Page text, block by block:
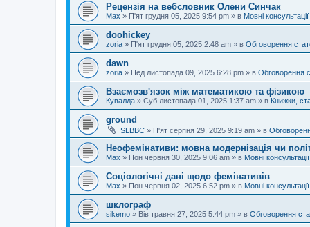
Рецензія на вебсловник Олени Синчак
Max » П'ят грудня 05, 2025 9:54 pm » в Мовні консультації
doohickey
zoria » П'ят грудня 05, 2025 2:48 am » в Обговорення
dawn
zoria » Нед листопада 09, 2025 6:28 pm » в Обговорення
Взаємозв'язок між математикою та фізикою
Кувалда » Суб листопада 01, 2025 1:37 am » в Книжки,
ground
SLBBC » П'ят серпня 29, 2025 9:19 am » в
Неофемінативи: мовна модернізація чи
Max » Пон червня 30, 2025 9:06 am » в Мовні консультації
Соціологічні дані щодо фемінативів
Max » Пон червня 02, 2025 6:52 pm » в Мовні консультації
шклограф
sikemo » Вів травня 27, 2025 5:44 pm » в Обговорення